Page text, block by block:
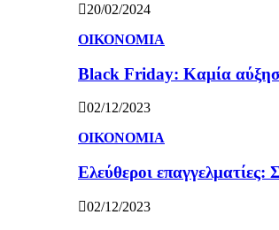
20/02/2024
ΟΙΚΟΝΟΜΙΑ
Black Friday: Καμία αύξηση
02/12/2023
ΟΙΚΟΝΟΜΙΑ
Ελεύθεροι επαγγελματίες:
02/12/2023